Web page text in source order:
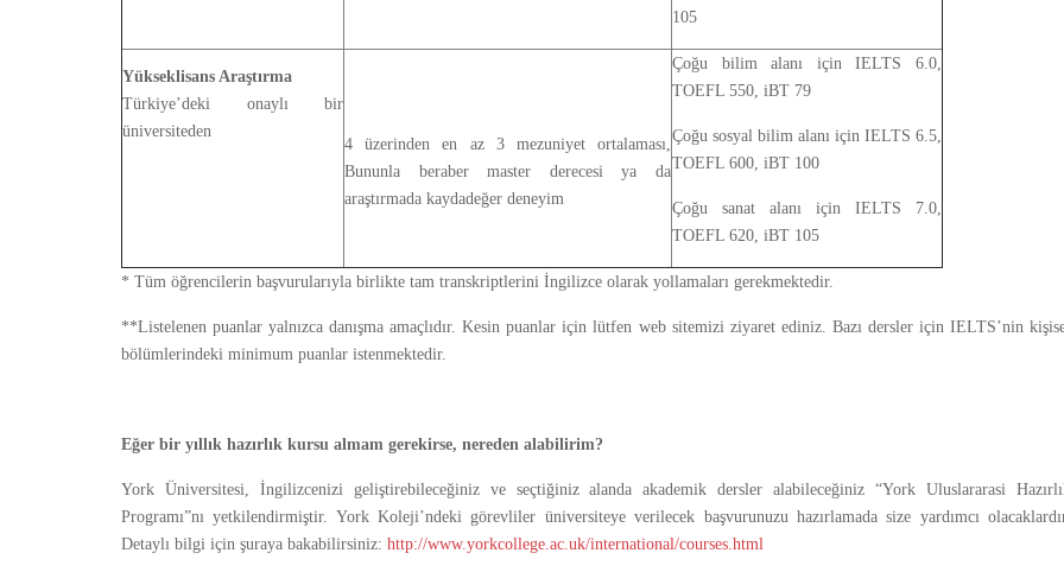
105
Yükseklisans Araştırma
Türkiye’deki onaylı bir
üniversiteden
4 üzerinden en az 3 mezuniyet ortalaması,
Bununla beraber master derecesi ya da
araştırmada kaydadeğer deneyim
Çoğu bilim alanı için IELTS 6.0,
TOEFL 550, iBT 79
Çoğu sosyal bilim alanı için IELTS 6.5,
TOEFL 600, iBT 100
Çoğu sanat alanı için IELTS 7.0,
TOEFL 620, iBT 105
* Tüm öğrencilerin başvurularıyla birlikte tam transkriptlerini İngilizce olarak yollamaları gerekmektedir.
**Listelenen puanlar yalnızca danışma amaçlıdır. Kesin puanlar için lütfen web sitemizi ziyaret ediniz. Bazı dersler için IELTS’nin
bölümlerindeki minimum puanlar istenmektedir.
Eğer bir yıllık hazırlık kursu almam gerekirse, nereden alabilirim?
York Üniversitesi, İngilizcenizi geliştirebileceğiniz ve seçtiğiniz alanda akademik dersler alabileceğiniz “York Uluslararasi
Programı”nı yetkilendirmiştir. York Koleji’ndeki görevliler üniversiteye verilecek başvurunuzu hazırlamada size yardımcı
Detaylı bilgi için şuraya bakabilirsiniz: http://www.yorkcollege.ac.uk/international/courses.html